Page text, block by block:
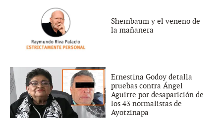
Sheinbaum y el veneno de
la mañanera
Ernestina Godoy detalla
pruebas contra Ángel
Aguirre por desaparición de
los 43 normalistas de
Ayotzinapa